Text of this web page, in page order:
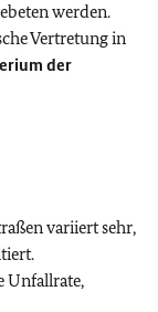
werden.
Vertretung in
der
variiert sehr,
Unfallrate,